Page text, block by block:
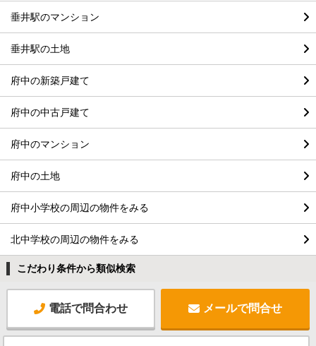
垂井駅のマンション
垂井駅の土地
府中の新築戸建て
府中の中古戸建て
府中のマンション
府中の土地
府中小学校の周辺の物件をみる
北中学校の周辺の物件をみる
こだわり条件から類似検索
電話で問合わせ メールで問合せ